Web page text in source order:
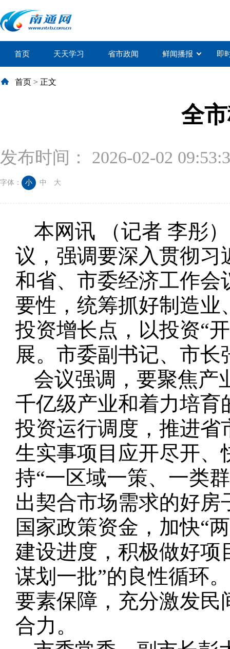
首页 天天学习 省市政闻 鲜闻播报 即
首页 > 正文
全
发布时间： 2026-02-02
字体： 小 中 大
本网讯 （记者 李彤
议，强调要深入贯彻习
和省、市委经济工作会
要性，统筹抓好制造业
投资增长点，以投资“
展。市委副书记、市
会议强调，要聚焦产
千亿级产业和着力培育
投资运行调度，推进省
生实事项目应开尽开、
持“一区域一策、一类
出契合市场需求的好
国家政策资金，加快“
建设进度，积极做好项
谋划一批”的良性循环
要素保障，充分激发民
合力。